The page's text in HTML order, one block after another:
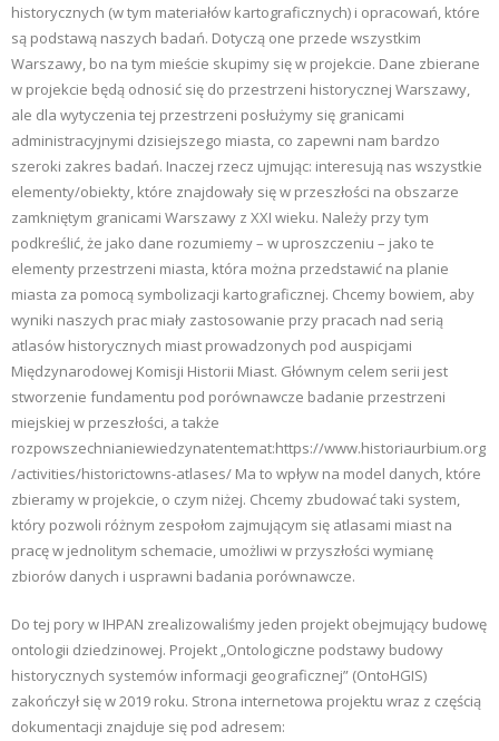
historycznych (w tym materiałów kartograficznych) i opracowań, które
są podstawą naszych badań. Dotyczą one przede wszystkim
Warszawy, bo na tym mieście skupimy się w projekcie. Dane zbierane
w projekcie będą odnosić się do przestrzeni historycznej Warszawy,
ale dla wytyczenia tej przestrzeni posłużymy się granicami
administracyjnymi dzisiejszego miasta, co zapewni nam bardzo
szeroki zakres badań. Inaczej rzecz ujmując: interesują nas wszystkie
elementy/obiekty, które znajdowały się w przeszłości na obszarze
zamkniętym granicami Warszawy z XXI wieku. Należy przy tym
podkreślić, że jako dane rozumiemy – w uproszczeniu – jako te
elementy przestrzeni miasta, która można przedstawić na planie
miasta za pomocą symbolizacji kartograficznej. Chcemy bowiem, aby
wyniki naszych prac miały zastosowanie przy pracach nad serią
atlasów historycznych miast prowadzonych pod auspicjami
Międzynarodowej Komisji Historii Miast. Głównym celem serii jest
stworzenie fundamentu pod porównawcze badanie przestrzeni
miejskiej w przeszłości, a także
rozpowszechnianiewiedzynatentemat:https://www.historiaurbium.org
/activities/historictowns-atlases/ Ma to wpływ na model danych, które
zbieramy w projekcie, o czym niżej. Chcemy zbudować taki system,
który pozwoli różnym zespołom zajmującym się atlasami miast na
pracę w jednolitym schemacie, umożliwi w przyszłości wymianę
zbiorów danych i usprawni badania porównawcze.
Do tej pory w IHPAN zrealizowaliśmy jeden projekt obejmujący budowę
ontologii dziedzinowej. Projekt „Ontologiczne podstawy budowy
historycznych systemów informacji geograficznej” (OntoHGIS)
zakończył się w 2019 roku. Strona internetowa projektu wraz z częścią
dokumentacji znajduje się pod adresem: